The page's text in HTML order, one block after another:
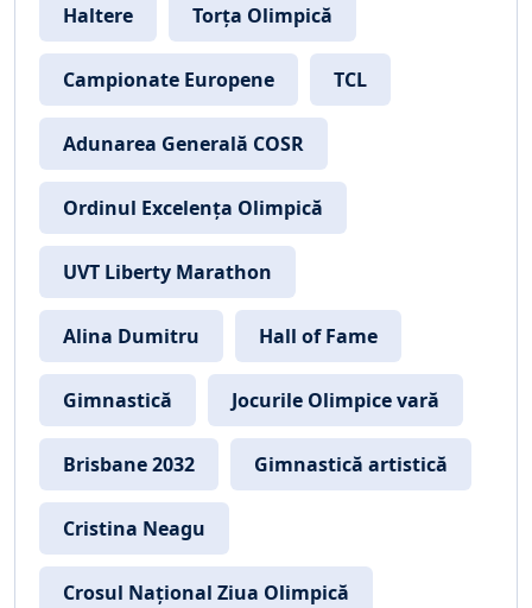
Haltere Torța Olimpică
Campionate Europene TCL
Adunarea Generală COSR
Ordinul Excelența Olimpică
UVT Liberty Marathon
Alina Dumitru Hall of Fame
Gimnastică Jocurile Olimpice vară
Brisbane 2032 Gimnastică artistică
Cristina Neagu
Crosul Național Ziua Olimpică